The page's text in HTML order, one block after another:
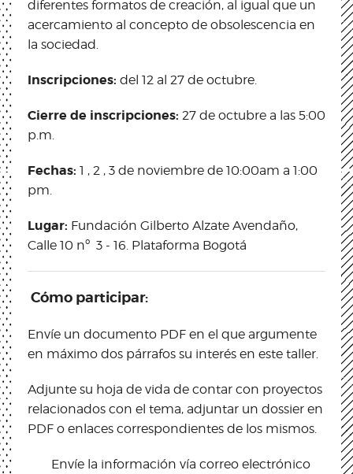
diferentes formatos de creación, al igual que un
acercamiento al concepto de obsolescencia en
la sociedad.
Inscripciones: del 12 al 27 de octubre.
Cierre de inscripciones: 27 de octubre a las 5:00
p.m.
Fechas: 1 , 2 , 3 de noviembre de 10:00am a 1:00
pm.
Lugar: Fundación Gilberto Alzate Avendaño,
Calle 10 nº 3 - 16. Plataforma Bogotá
Cómo participar:
Envíe un documento PDF en el que argumente
en máximo dos párrafos su interés en este taller.
Adjunte su hoja de vida de contar con proyectos
relacionados con el tema, adjuntar un dossier en
PDF o enlaces correspondientes de los mismos.
Envíe la información vía correo electrónico